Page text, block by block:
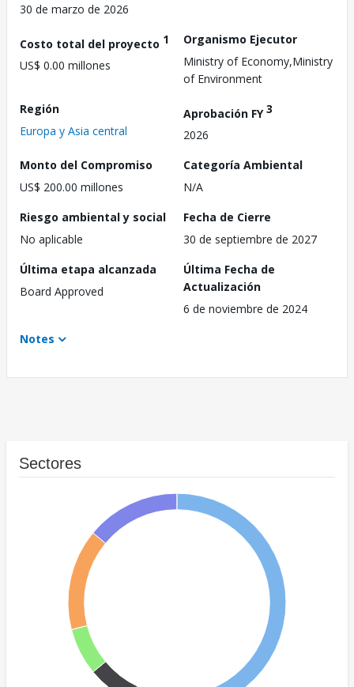
30 de marzo de 2026
Costo total del proyecto 1
US$ 0.00 millones
Organismo Ejecutor
Ministry of Economy,Ministry
of Environment
Región
Europa y Asia central
Aprobación FY3
2026
Monto del Compromiso
US$ 200.00 millones
Categoría Ambiental
N/A
Riesgo ambiental y social
No aplicable
Fecha de Cierre
30 de septiembre de 2027
Última etapa alcanzada
Board Approved
Última Fecha de
Actualización
6 de noviembre de 2024
Notes
Sectores